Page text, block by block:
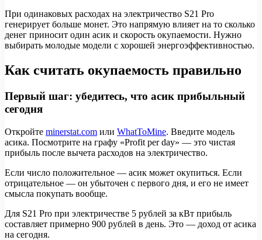
При одинаковых расходах на электричество S21 Pro
генерирует больше монет. Это напрямую влияет на то сколько
денег приносит один асик и скорость окупаемости. Нужно
выбирать молодые модели с хорошей энергоэффективностью.
Как считать окупаемость правильно
Первый шаг: убедитесь, что асик прибыльный
сегодня
Откройте minerstat.com или WhatToMine. Введите модель
асика. Посмотрите на графу «Profit per day» — это чистая
прибыль после вычета расходов на электричество.
Если число положительное — асик может окупиться. Если
отрицательное — он убыточен с первого дня, и его не имеет
смысла покупать вообще.
Для S21 Pro при электричестве 5 рублей за кВт прибыль
составляет примерно 900 рублей в день. Это — доход от асика
на сегодня.